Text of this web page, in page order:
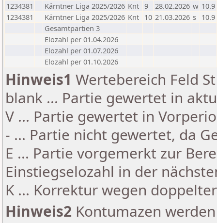
1234381
Kärntner Liga 2025/2026 Knt 9 28.02.2026 w 10.9
1234381
Kärntner Liga 2025/2026 Knt 10 21.03.2026 s 10.9
Gesamtpartien 3
Elozahl per 01.04.2026
Elozahl per 01.07.2026
Elozahl per 01.10.2026
Hinweis1 Wertebereich Feld
blank ... Partie gewertet in
V ... Partie gewertet in
- ... Partie nicht gewertet, da
E ... Partie vorgemerkt zur
Einstiegselozahl in der
K ... Korrektur wegen
Hinweis2 Kontumazen